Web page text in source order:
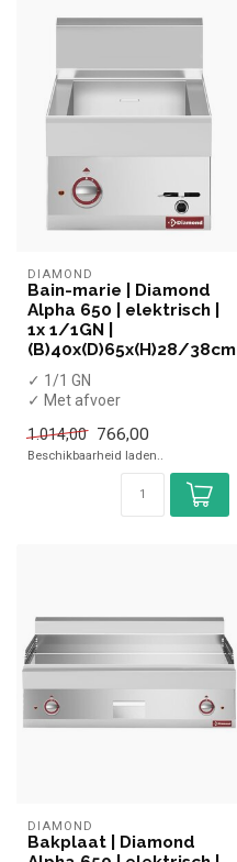
DIAMOND
Bain-marie | Diamond
Alpha 650 | elektrisch |
1x 1/1GN |
(B)40x(D)65x(H)28/38cm
✓ 1/1 GN
✓ Met afvoer
✓ 1,5 kW
✓ 230 Volt
1.014,00 766,00
Beschikbaarheid laden..
DIAMOND
Bakplaat | Diamond